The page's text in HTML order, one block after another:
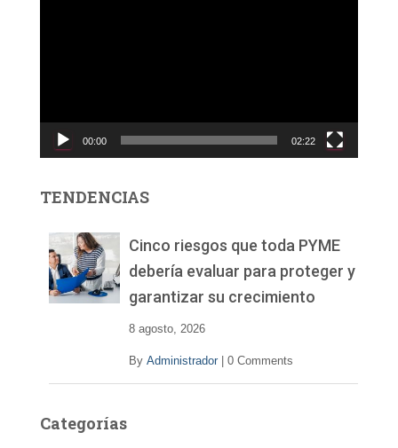
c
d
00:00 02:22
TENDENCIAS
Cinco riesgos que toda PYME
debería evaluar para proteger y
garantizar su crecimiento
8 agosto, 2026
By Administrador 0 Comments
Categorías